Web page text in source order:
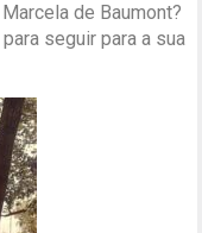
de Baumont?
seguir para a sua